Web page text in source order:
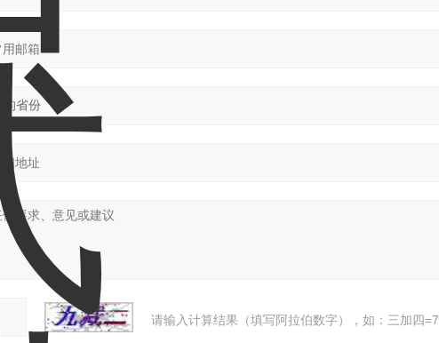
请输入计算结果（填写阿拉伯数字），如：三加四=7